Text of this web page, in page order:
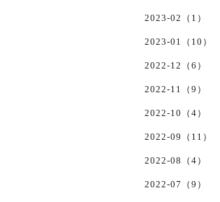
2023-02（1）
2023-01（10）
2022-12（6）
2022-11（9）
2022-10（4）
2022-09（11）
2022-08（4）
2022-07（9）